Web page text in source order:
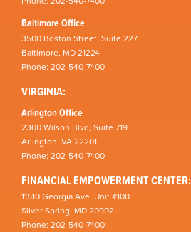
Baltimore Office
3500 Boston Street, Suite 227
Baltimore, MD 21224
Phone: 202-540-7400
VIRGINIA:
Arlington Office
2300 Wilson Blvd, Suite 719
Arlington, VA 22201
Phone: 202-540-7400
FINANCIAL EMPOWERMENT CENTER:
11510 Georgia Ave, Unit #100
Silver Spring, MD 20902
Phone: 202-540-7400